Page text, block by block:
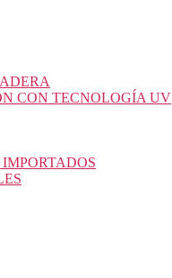
CON TECNOLOGÍA UV